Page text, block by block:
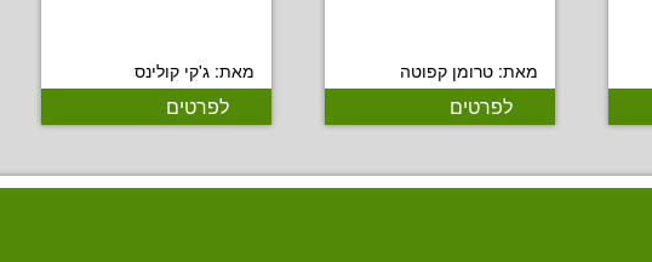
מאת: טרומן קפוטה
לפרטים
מאת: ג'קי קולינס
לפרטים